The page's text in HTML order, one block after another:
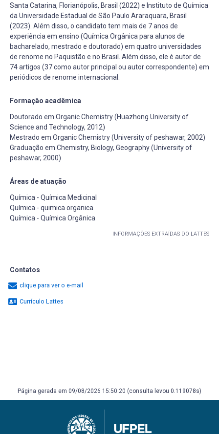
Santa Catarina, Florianópolis, Brasil (2022) e Instituto de Química
da Universidade Estadual de São Paulo Araraquara, Brasil
(2023). Além disso, o candidato tem mais de 7 anos de
experiência em ensino (Química Orgânica para alunos de
bacharelado, mestrado e doutorado) em quatro universidades
de renome no Paquistão e no Brasil. Além disso, ele é autor de
74 artigos (37 como autor principal ou autor correspondente) em
periódicos de renome internacional.
Formação acadêmica
Doutorado em Organic Chemistry (Huazhong University of
Science and Technology, 2012)
Mestrado em Organic Chemistry (University of peshawar, 2002)
Graduação em Chemistry, Biology, Geography (University of
peshawar, 2000)
Áreas de atuação
Química - Química Medicinal
Química - quimica organica
Química - Química Orgânica
INFORMAÇÕES EXTRAÍDAS DO LATTES
Contatos
clique para ver o e-mail
Currículo Lattes
Página gerada em 09/08/2026 15:50:20 (consulta levou 0.119078s)